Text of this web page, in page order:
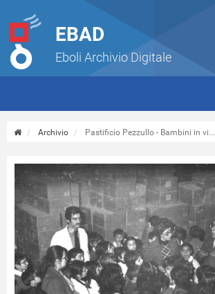
EBAD
Eboli Archivio Digitale
Archivio Pastificio Pezzullo - Bambini in vi...